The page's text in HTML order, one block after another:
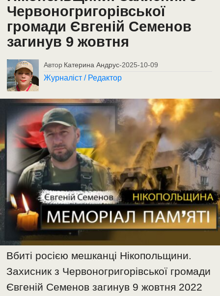
Червоногригорівської
громади Євгеній Семенов
загинув 9 жовтня
Автор Катерина Андрус-2025-10-09
Журналіст / Редактор
Вбиті росією мешканці Нікопольщини.
Захисник з Червоногригорівської громади
Євгеній Семенов загинув 9 жовтня 2022